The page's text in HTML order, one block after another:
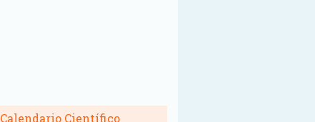
Calendario Científico